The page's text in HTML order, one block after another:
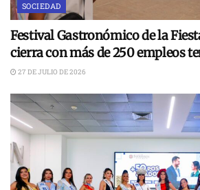
SOCIEDAD
Festival Gastronómico de la
cierra con más de 250 empleos
27 DE JULIO DE 2026